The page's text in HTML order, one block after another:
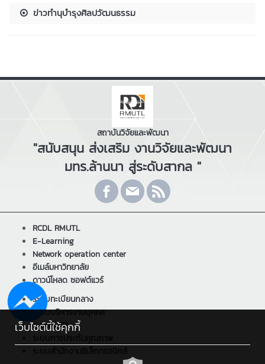
ข่าวทำนุบำรุงศิลปวัฒนธรรม
สถาบันวิจัยและพัฒนา
"สนับสนุน ส่งเสริม งานวิจัยและพัฒนา
มทร.ล้านนา สู่ระดับสากล "
RCDL RMUTL
E-Learning
Network operation center
อีเมล์มหาวิทยาลัย
ดาวน์โหลด ซอฟต์แวร์
ระบบทะเบียนกลาง
ระบบบริหารงานบุคคล
ระบบ ERP
ระบบการประกันคุณภาพ
เว็บไซต์นี้ใช้คุกกี้